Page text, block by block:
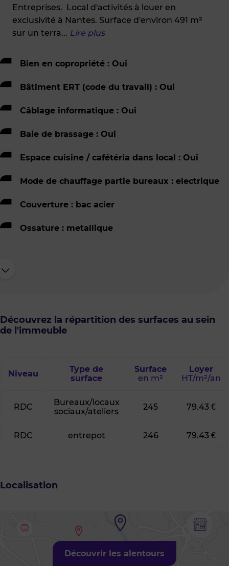
Entreprises. Local d'activités à louer en
exclusivité à Nantes. Surface d'environ 491 m²
sur un terra... Lire plus
Bien en copropriété : Oui
Bâtiment ERT (code du travail) : Oui
Câblage informatique : Oui
Baie de brassage : Oui
Espace cuisine / cafétéria dans local : Oui
Mode de chauffage partie bureaux : electrique
Couverture : bac acier
Ossature : metallique
Découvrez la répartition des surfaces au sein
de l'immeuble
Niveau
Type de
surface
Surface
en m²
Loyer
HT/m²/an
RDC
Bureaux/locaux
sociaux/ateliers
245 79.43 €
RDC entrepot 246 79.43 €
Localisation
Découvrir les alentours